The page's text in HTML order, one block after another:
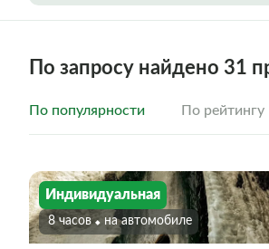
По запросу найдено 31
По популярности По рейтингу
Индивидуальная
8 часов На автомобиле